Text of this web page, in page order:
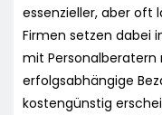
essenzieller, aber oft
Firmen setzen dabei
mit
erfolgsabhängige
kostengünstig